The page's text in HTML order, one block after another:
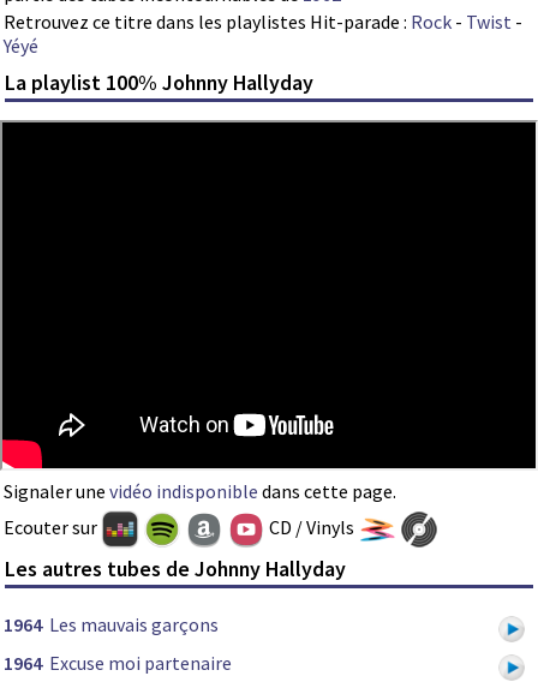
Retrouvez ce titre dans les playlistes Hit-parade : Rock - Twist -
Yéyé
La playlist 100% Johnny Hallyday
Signaler une vidéo indisponible dans cette page.
Ecouter sur
CD / Vinyls
Les autres tubes de Johnny Hallyday
1964 Les mauvais garçons
1964 Excuse moi partenaire